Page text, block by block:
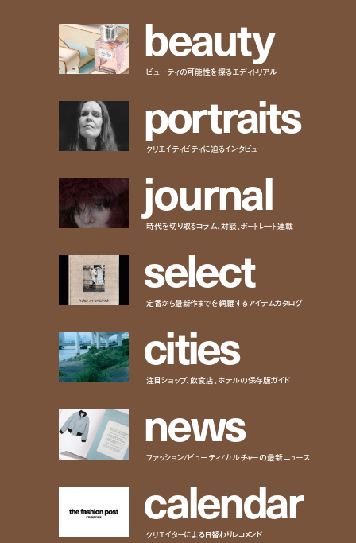
beauty
ビューティの可能性を探るエディトリアル
portraits
クリエイティビティに迫るインタビュー
journal
時代を切り取るコラム、対談、ポートレート連載
select
定番から最新作までを網羅するアイテムカタログ
cities
注目ショップ、飲食店、ホテルの保存版ガイド
news
ファッション/ビューティ/カルチャーの最新ニュース
calendar
クリエイターによる日替わりレコメンド